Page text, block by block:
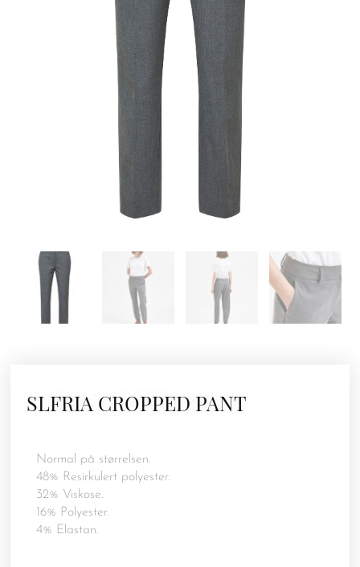
SLFRIA CROPPED PANT
Normal på størrelsen.
48% Resirkulert polyester.
32% Viskose.
16% Polyester.
4% Elastan.